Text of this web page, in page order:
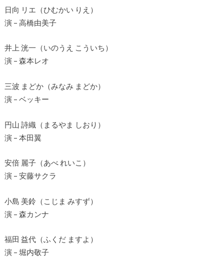
日向 リエ（ひむかい りえ）
演 – 高橋由美子
井上 洸一（いのうえ こういち）
演 – 森本レオ
三波 まどか（みなみ まどか）
演 – ベッキー
円山 詩織（まるやま しおり）
演 – 本田翼
安倍 麗子（あべ れいこ）
演 – 安藤サクラ
小島 美鈴（こじま みすず）
演 – 森カンナ
福田 益代（ふくだ ますよ）
演 – 堀内敬子